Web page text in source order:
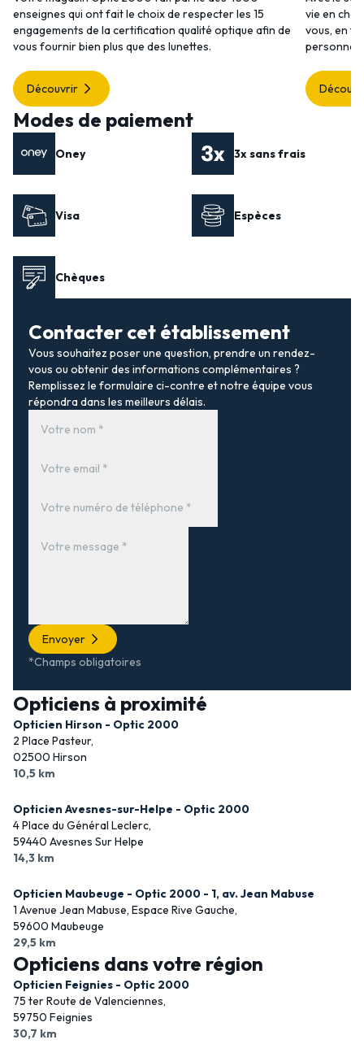
enseignes qui ont fait le choix de respecter les 15
engagements de la certification qualité optique afin de
vous fournir bien plus que des lunettes.
Découvrir
vie en
vous, en
Modes de paiement
Oney 3x sans frais
Visa Espèces
Chèques
Contacter cet établissement
Vous souhaitez poser une question, prendre un rendez-
vous ou obtenir des informations complémentaires ?
Remplissez le formulaire ci-contre et notre équipe vous
répondra dans les meilleurs délais.
Envoyer
*Champs obligatoires
Opticiens à proximité
Opticien Hirson - Optic 2000
2 Place Pasteur,
02500 Hirson
10,5 km
Opticien Avesnes-sur-Helpe - Optic 2000
4 Place du Général Leclerc,
59440 Avesnes Sur Helpe
14,3 km
Opticien Maubeuge - Optic 2000 - 1, av. Jean Mabuse
1 Avenue Jean Mabuse, Espace Rive Gauche,
59600 Maubeuge
29,5 km
Opticiens dans votre région
Opticien Feignies - Optic 2000
75 ter Route de Valenciennes,
59750 Feignies
30,7 km